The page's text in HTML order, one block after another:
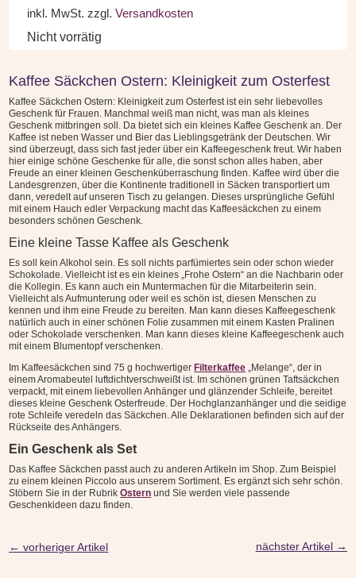
inkl. MwSt. zzgl. Versandkosten
Nicht vorrätig
Kaffee Säckchen Ostern: Kleinigkeit zum Osterfest
Kaffee Säckchen Ostern: Kleinigkeit zum Osterfest ist ein sehr liebevolles
Geschenk für Frauen. Manchmal weiß man nicht, was man als kleines
Geschenk mitbringen soll. Da bietet sich ein kleines Kaffee Geschenk an. Der
Kaffee ist neben Wasser und Bier das Lieblingsgetränk der Deutschen. Wir
sind überzeugt, dass sich fast jeder über ein Kaffeegeschenk freut. Wir haben
hier einige schöne Geschenke für alle, die sonst schon alles haben, aber
Freude an einer kleinen Geschenküberraschung finden. Kaffee wird über die
Landesgrenzen, über die Kontinente traditionell in Säcken transportiert um
dann, veredelt auf unseren Tisch zu gelangen. Dieses ursprüngliche Gefühl
mit einem Hauch edler Verpackung macht das Kaffeesäckchen zu einem
besonders schönen Geschenk.
Eine kleine Tasse Kaffee als Geschenk
Es soll kein Alkohol sein. Es soll nichts parfümiertes sein oder schon wieder
Schokolade. Vielleicht ist es ein kleines „Frohe Ostern“ an die Nachbarin oder
die Kollegin. Es kann auch ein Muntermachen für die Mitarbeiterin sein.
Vielleicht als Aufmunterung oder weil es schön ist, diesen Menschen zu
kennen und ihm eine Freude zu bereiten. Man kann dieses Kaffeegeschenk
natürlich auch in einer schönen Folie zusammen mit einem Kasten Pralinen
oder Schokolade verschenken. Man kann dieses kleine Kaffeegeschenk auch
mit einem Blumentopf verschenken.
Im Kaffeesäckchen sind 75 g hochwertiger Filterkaffee „Melange“, der in
einem Aromabeutel luftdichtverschweißt ist. Im schönen grünen Taftsäckchen
verpackt, mit einem liebevollen Anhänger und glänzender Schleife, bereitet
dieses kleine Geschenk Osterfreude. Der Hochglanzanhänger und die seidige
rote Schleife veredeln das Säckchen. Alle Deklarationen befinden sich auf der
Rückseite des Anhängers.
Ein Geschenk als Set
Das Kaffee Säckchen passt auch zu anderen Artikeln im Shop. Zum Beispiel
zu einem kleinen Piccolo aus unserem Sortiment. Es ergänzt sich sehr schön.
Stöbern Sie in der RubrikOstern und Sie werden viele passende
Geschenkideen dazu finden.
←vorheriger Artikel nächster Artikel→